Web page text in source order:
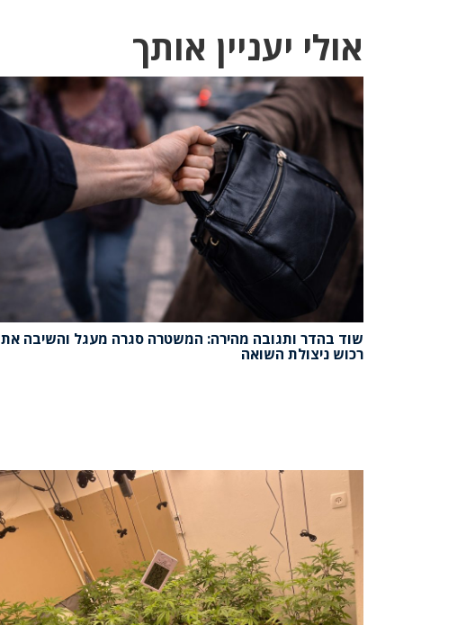
אולי יעניין אותך
שוד בהדר ותגובה מהירה: המשטרה סגרה מעגל והשיבה את
רכוש ניצולת השואה